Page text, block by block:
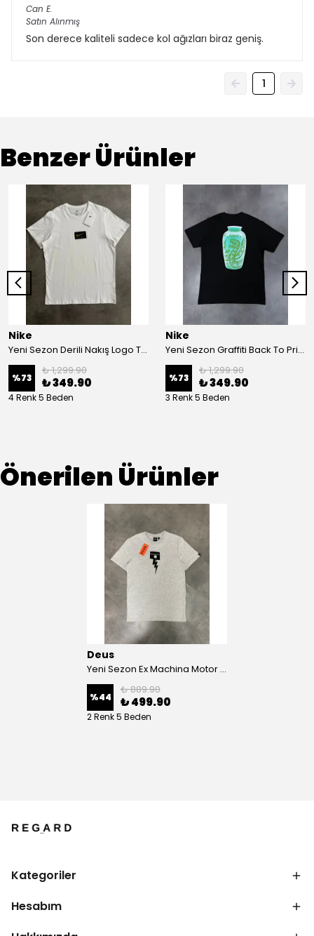
Can E.
Satın Alınmış
Son derece kaliteli sadece kol ağızları biraz geniş.
1
Benzer Ürünler
Nike
Yeni Sezon Derili Nakış Logo T-shirt
%73
₺ 1,299.90
₺ 349.90
4 Renk 5 Beden
Nike
Yeni Sezon Graffiti Back To Print T-shirt
%73
₺ 1,299.90
₺ 349.90
3 Renk 5 Beden
Önerilen Ürünler
Deus
Yeni Sezon Ex Machina Motor Cycles T-shirt
%44
₺ 889.90
₺ 499.90
2 Renk 5 Beden
Kategoriler
Hesabım